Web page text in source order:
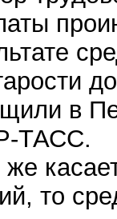
в
ТАСС.
же
то